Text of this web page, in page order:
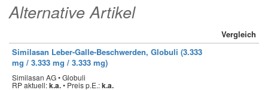
Alternative Artikel
Vergleich
Similasan Leber-Galle-Beschwerden, Globuli (3.333
mg / 3.333 mg / 3.333 mg)
Similasan AG • Globuli
RP aktuell:k.a.• Preis p.E.:k.a.